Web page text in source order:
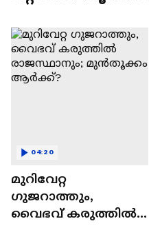
മുറിവേറ്റ
ഗുജറാത്തും,
വൈഭവ് കരുത്തില്‍
04:20